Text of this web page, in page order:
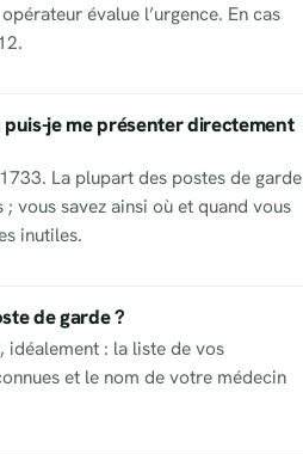
évalue l’urgence. En cas
je me présenter directement
La plupart des postes de garde
vous savez ainsi où et quand vous
inutiles.
de garde ?
idéalement : la liste de vos
et le nom de votre médecin